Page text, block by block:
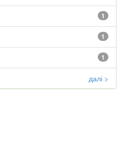
1
1
1
далі >